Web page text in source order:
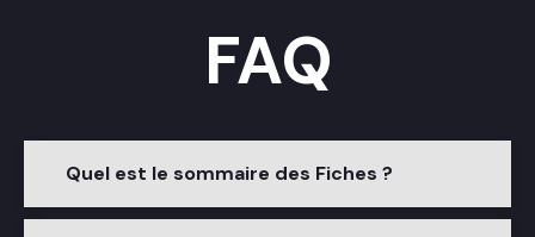
FAQ
Quel est le sommaire des Fiches ?